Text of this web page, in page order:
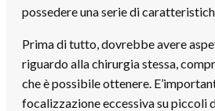
possedere una serie di
Prima di tutto, dovrebbe avere
riguardo alla chirurgia stessa,
che è possibile ottenere.
focalizzazione eccessiva su piccoli